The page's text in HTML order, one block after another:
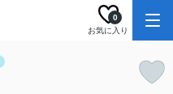
お気に入り
0